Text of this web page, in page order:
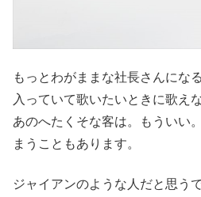
もっとわがままな社長さんにな
入っていて歌いたいときに歌え
あのへたくそな客は。もういい
まうこともあります。
ジャイアンのような人だと思う